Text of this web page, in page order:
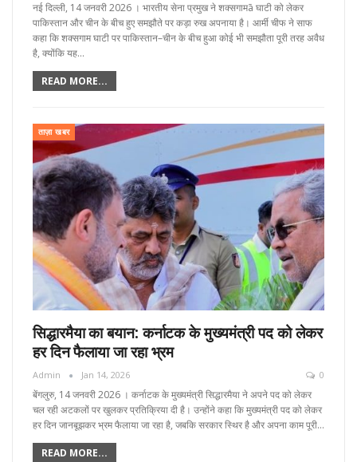
नई दिल्ली, 14 जनवरी 2026 । भारतीय सेना प्रमुख ने शक्सगामā घाटी को लेकर
पाकिस्तान और चीन के बीच हुए समझौते पर कड़ा रुख अपनाया है। आर्मी चीफ ने साफ
कहा कि शक्सगाम घाटी पर पाकिस्तान–चीन के बीच हुआ कोई भी समझौता पूरी तरह अवैध
है, क्योंकि यह…
READ MORE...
ताज़ा खबर
सिद्धारमैया का बयान: कर्नाटक के मुख्यमंत्री पद को लेकर
हर दिन फैलाया जा रहा भ्रम
Admin Jan 14, 2026 0
बेंगलुरु, 14 जनवरी 2026 । कर्नाटक के मुख्यमंत्री सिद्धारमैया ने अपने पद को लेकर
चल रही अटकलों पर खुलकर प्रतिक्रिया दी है। उन्होंने कहा कि मुख्यमंत्री पद को लेकर
हर दिन जानबूझकर भ्रम फैलाया जा रहा है, जबकि सरकार स्थिर है और अपना काम पूरी…
READ MORE...